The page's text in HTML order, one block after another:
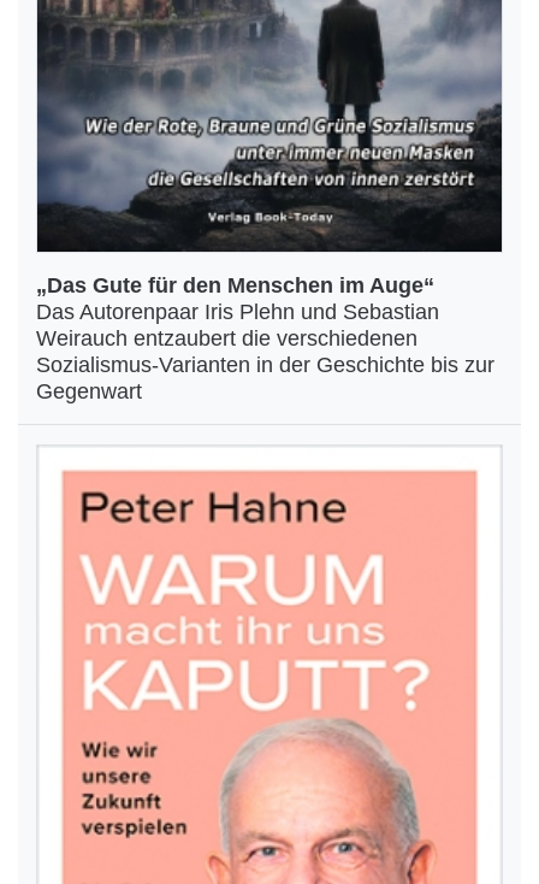
„Das Gute für den Menschen im Auge“
Das Autorenpaar Iris Plehn und Sebastian
Weirauch entzaubert die verschiedenen
Sozialismus-Varianten in der Geschichte bis zur
Gegenwart